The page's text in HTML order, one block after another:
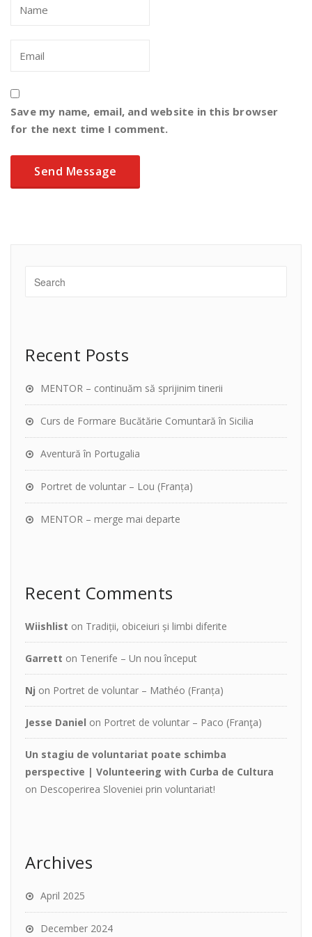
Save my name, email, and website in this browser
for the next time I comment.
Recent Posts
MENTOR – continuăm să sprijinim tinerii
Curs de Formare Bucătărie Comuntară în Sicilia
Aventură în Portugalia
Portret de voluntar – Lou (Franța)
MENTOR – merge mai departe
Recent Comments
Wiishlist on Tradiții, obiceiuri și limbi diferite
Garrett on Tenerife – Un nou început
Nj on Portret de voluntar – Mathéo (Franța)
Jesse Daniel on Portret de voluntar – Paco (Franţa)
Un stagiu de voluntariat poate schimba
perspective | Volunteering with Curba de Cultura
on Descoperirea Sloveniei prin voluntariat!
Archives
April 2025
December 2024